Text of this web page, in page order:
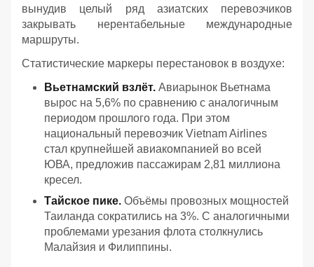
вынудив целый ряд азиатских перевозчиков
закрывать нерентабельные международные
маршруты.
Статистические маркеры перестановок в воздухе:
Вьетнамский взлёт. Авиарынок Вьетнама
вырос на 5,6% по сравнению с аналогичным
периодом прошлого года. При этом
национальный перевозчик Vietnam Airlines
стал крупнейшей авиакомпанией во всей
ЮВА, предложив пассажирам 2,81 миллиона
кресел.
Тайское пике. Объёмы провозных мощностей
Таиланда сократились на 3%. С аналогичными
проблемами урезания флота столкнулись
Малайзия и Филиппины.